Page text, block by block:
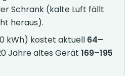
Schrank (kalte Luft fällt
heraus).
kWh) kostet aktuell 64–
Jahre altes Gerät 169–195